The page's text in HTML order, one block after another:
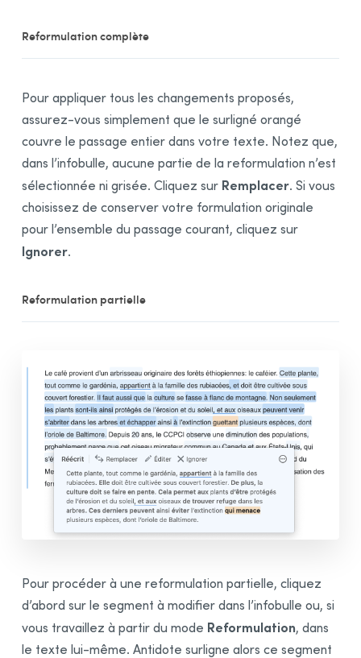
Reformulation complète
Pour appliquer tous les changements proposés,
assurez-vous simplement que le surligné orangé
couvre le passage entier dans votre texte. Notez que,
dans l’infobulle, aucune partie de la reformulation n’est
sélectionnée ni grisée. Cliquez sur Remplacer. Si vous
choisissez de conserver votre formulation originale
pour l’ensemble du passage courant, cliquez sur
Ignorer.
Reformulation partielle
Pour procéder à une reformulation partielle, cliquez
d’abord sur le segment à modifier dans l’infobulle ou, si
vous travaillez à partir du mode Reformulation, dans
le texte lui-même. Antidote surligne alors ce segment